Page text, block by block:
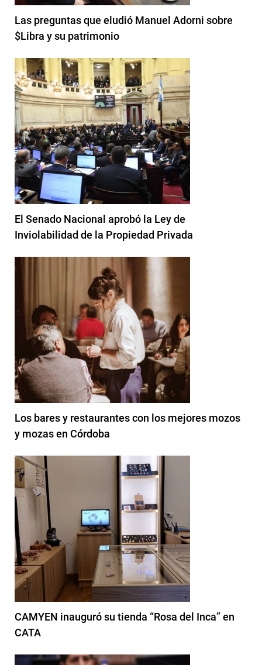
Las preguntas que eludió Manuel Adorni sobre
$Libra y su patrimonio
El Senado Nacional aprobó la Ley de
Inviolabilidad de la Propiedad Privada
Los bares y restaurantes con los mejores mozos
y mozas en Córdoba
CAMYEN inauguró su tienda “Rosa del Inca” en
CATA